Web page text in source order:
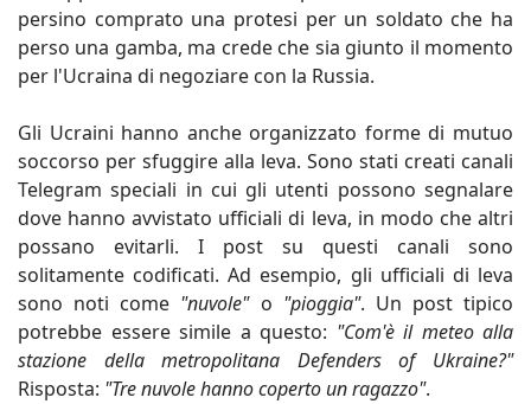
persino comprato una protesi per un soldato che ha
perso una gamba, ma crede che sia giunto il momento
per l'Ucraina di negoziare con la Russia.
Gli Ucraini hanno anche organizzato forme di mutuo
soccorso per sfuggire alla leva. Sono stati creati canali
Telegram speciali in cui gli utenti possono segnalare
dove hanno avvistato ufficiali di leva, in modo che altri
possano evitarli. I post su questi canali sono
solitamente codificati. Ad esempio, gli ufficiali di leva
sono noti come "nuvole"o "pioggia". Un post tipico
potrebbe essere simile a questo: "Com'è il meteo alla
stazione della metropolitana Defenders of Ukraine?"
Risposta: "Tre nuvole hanno coperto un ragazzo".